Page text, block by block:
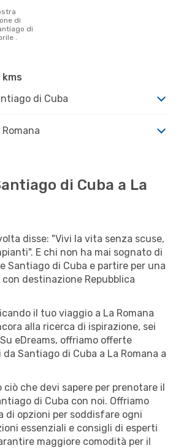
di
di
.
kms
di Cuba
di Cuba a La
disse: "Vivi la vita senza scuse,
E chi non ha mai sognato di
Santiago di Cuba e partire per una
destinazione Repubblica
il tuo viaggio a La Romana
alla ricerca di ispirazione, sei
eDreams, offriamo offerte
Santiago di Cuba a La Romana a
che devi sapere per prenotare il
di Cuba con noi. Offriamo
di opzioni per soddisfare ogni
essenziali e consigli di esperti
maggiore comodità per il